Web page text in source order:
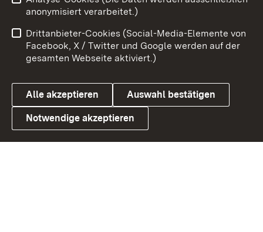
Link zum Landesportal
Benutzungshinweise
Barrierefreiheit
Datenschutz
Cookies
anonymisiert verarbeitet.)
Drittanbieter-Cookies (Social-Media-Elemente von
Facebook, X / Twitter und Google werden auf der
gesamten Webseite aktiviert.)
Alle akzeptieren Auswahl bestätigen
Notwendige akzeptieren